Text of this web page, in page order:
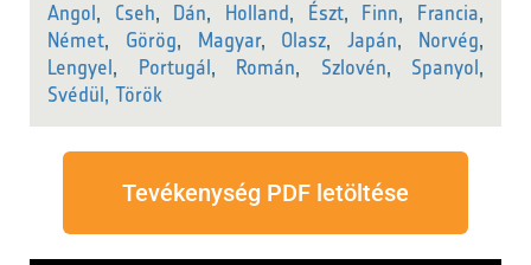
Angol, Cseh, Dán, Holland, Észt, Finn, Francia,
Német, Görög, Magyar, Olasz,Japán, Norvég,
Lengyel, Portugál, Román, Szlovén, Spanyol,
Svédül, Török
Tevékenység PDF letöltése